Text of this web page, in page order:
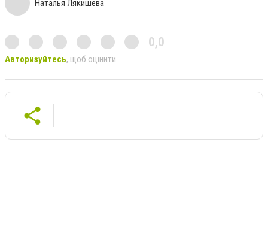
Наталья Лякишева
0,0
Авторизуйтесь, щоб оцінити